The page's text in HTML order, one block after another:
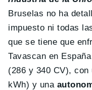
Bruselas no ha
impuesto ni todas
que se tiene que
Tavascan en
(286 y 340 CV),
kWh) y una